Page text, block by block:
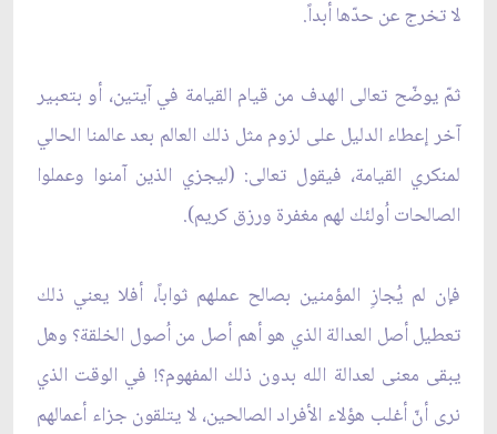
لا تخرج عن حدّها أبداً.
ثمّ يوضّح تعالى الهدف من قيام القيامة في آيتين، أو بتعبير
آخر إعطاء الدليل على لزوم مثل ذلك العالم بعد عالمنا الحالي
لمنكري القيامة، فيقول تعالى: (ليجزي الذين آمنوا وعملوا
الصالحات اُولئك لهم مغفرة ورزق كريم).
فإن لم يُجازِ المؤمنين بصالح عملهم ثواباً، أفلا يعني ذلك
تعطيل أصل العدالة الذي هو أهم أصل من اُصول الخلقة؟ وهل
يبقى معنى لعدالة الله بدون ذلك المفهوم؟! في الوقت الذي
نرى أنّ أغلب هؤلاء الأفراد الصالحين، لا يتلقون جزاء أعمالهم